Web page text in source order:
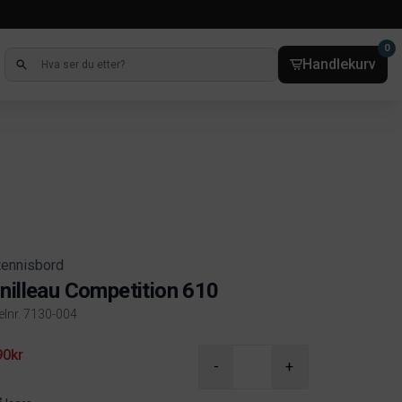
Handlekurv
0
Competition 610
7130-004
information
- +